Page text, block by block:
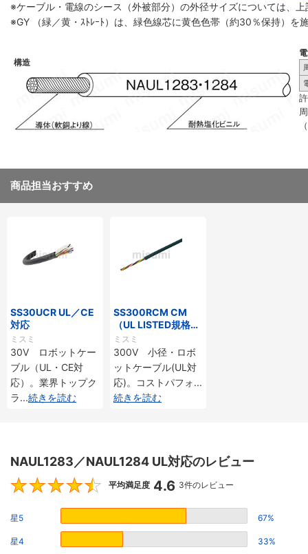
※ケーブル・電線のシース（外被部分）の外径サイズについては、
※GY （緑／黄・ｽﾄﾚｰﾄ）は、緑色線芯に黄色色帯（約30％保持）を
構造
商品担当おすすめ
SS30UCR UL／CE
対応
ミスミ
30V ロボットケー
ブル（UL・CE対
応）。業界トップク
ラ...続きを読む
SS300RCM CM
（UL LISTED規格・
NEPA対応） 小径
ミスミ
300V 小径・ロボ
ットケーブル(UL対
応)。コストパフォ...
続きを読む
NAUL1283／NAUL1284 UL対応のレビュー
4.6
平均満足度 4.6 3件のレビュー
星5 67%
星4 33%